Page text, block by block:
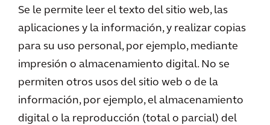
Se le permite leer el texto del sitio web, las
aplicaciones y la información, y realizar copias
para su uso personal, por ejemplo, mediante
impresión o almacenamiento digital. No se
permiten otros usos del sitio web o de la
información, por ejemplo, el almacenamiento
digital o la reproducción (total o parcial) del